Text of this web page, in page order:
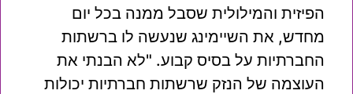
הפיזית והמילולית שסבל ממנה בכל יום
מחדש, את השיימינג שנעשה לו ברשתות
החברתיות על בסיס קבוע. "לא הבנתי את
העוצמה של הנזק שרשתות חברתיות יכולות